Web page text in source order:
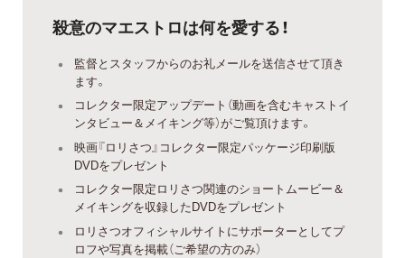
殺意のマエストロは何を愛する！
監督とスタッフからのお礼メールを送信させて頂き
ます。
コレクター限定アップデート（動画を含むキャストイ
ンタビュー＆メイキング等）がご覧頂けます。
映画『ロリさつ』コレクター限定パッケージ印刷版
DVDをプレゼント
コレクター限定ロリさつ関連のショートムービー＆
メイキングを収録したDVDをプレゼント
ロリさつオフィシャルサイトにサポーターとしてプ
ロフや写真を掲載（ご希望の方のみ）